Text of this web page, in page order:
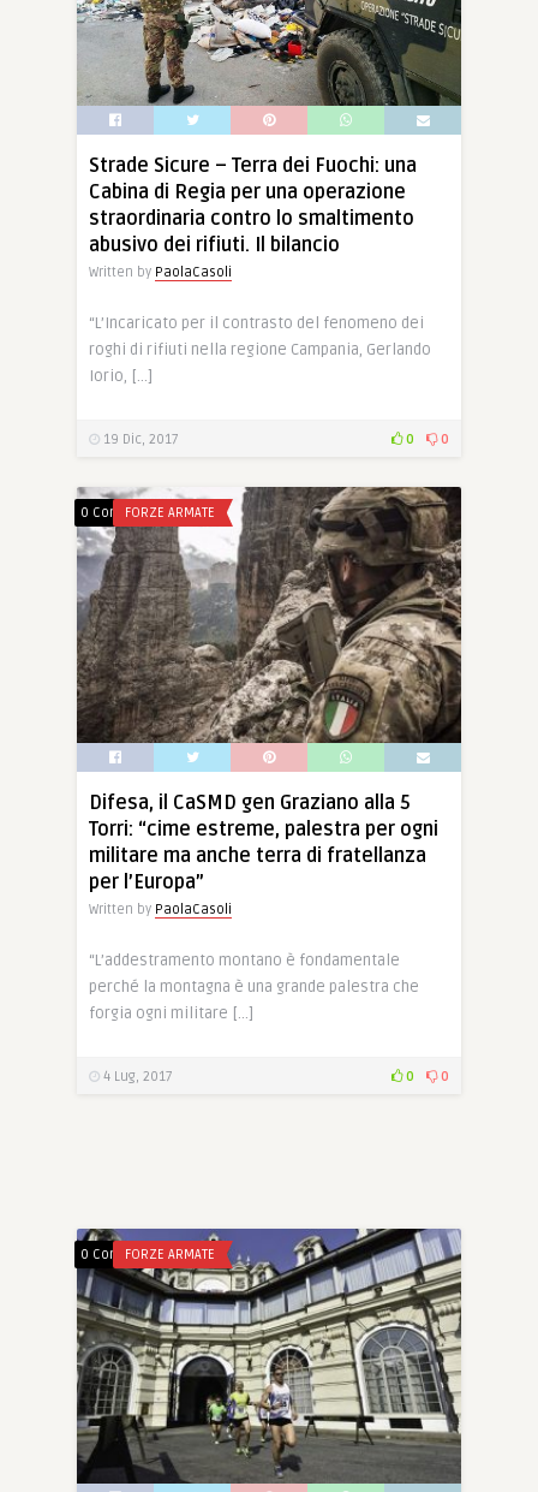
Strade Sicure – Terra dei Fuochi: una
Cabina di Regia per una operazione
straordinaria contro lo smaltimento
abusivo dei rifiuti. Il bilancio
Written by PaolaCasoli
“L’Incaricato per il contrasto del fenomeno dei
roghi di rifiuti nella regione Campania, Gerlando
Iorio, […]
19 Dic, 2017 0 0
0 CommentsFORZE ARMATE
Difesa, il CaSMD gen Graziano alla 5
Torri: “cime estreme, palestra per ogni
militare ma anche terra di fratellanza
per l’Europa”
Written by PaolaCasoli
“L’addestramento montano è fondamentale
perché la montagna è una grande palestra che
forgia ogni militare […]
4 Lug, 2017 0 0
0 CommentsFORZE ARMATE